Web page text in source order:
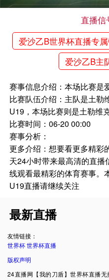
直播信
爱沙乙B世界杯直播专
爱沙乙B主
赛事信息介绍：本场比赛是
比赛队伍介绍：主队是土勒
U19，本场比赛则是土勒维
比赛时间：06-20 00:00
赛事分析：
更多介绍：想要看更多精彩
天24小时带来最高清的直
线观看最精彩的体育赛事。
U19直播请继续关注
最新直播
友情链接：
世界杯世界杯直播
版权声明
24直播网【我的刀盾】世界杯直播